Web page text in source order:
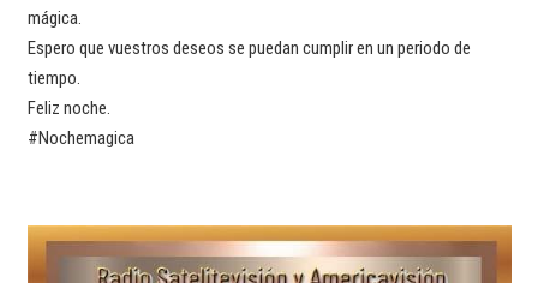
mágica.
Espero que vuestros deseos se puedan cumplir en un periodo de
tiempo.
Feliz noche.
#Nochemagica